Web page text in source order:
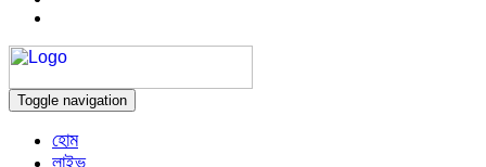
Toggle navigation
হোম
লাইভ